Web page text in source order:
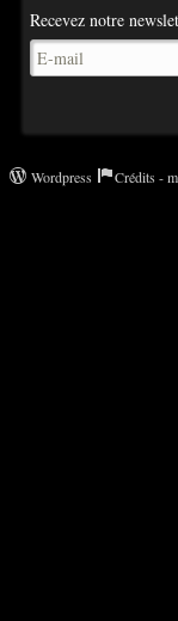
Recevez notre
Wordpress Crédits -